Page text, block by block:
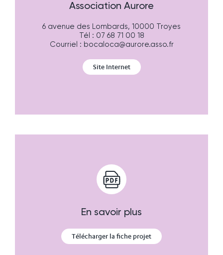
Association Aurore
6 avenue des Lombards, 10000 Troyes
Tél : 07 68 71 00 18
Courriel : bocaloca@aurore.asso.fr
Site Internet
En savoir plus
Télécharger la fiche projet